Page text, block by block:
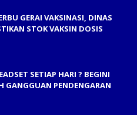
GERAI VAKSINASI, DINAS
STOK VAKSIN DOSIS
SETIAP HARI ? BEGINI
GANGGUAN PENDENGARAN